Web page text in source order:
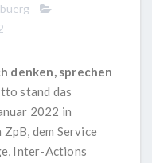
denken, sprechen
stand das
2022 in
ZpB, dem Service
Inter-Actions